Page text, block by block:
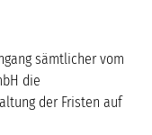
sämtlicher vom
die
der Fristen auf